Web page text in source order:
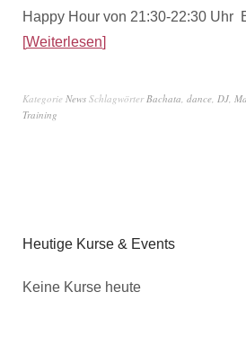
Happy Hour von 21:30-22:30 Uhr
Weiterlesen
Kategorie News SchlagwörterBachata, dance, DJ,
Training
Heutige Kurse & Events
Keine Kurse heute